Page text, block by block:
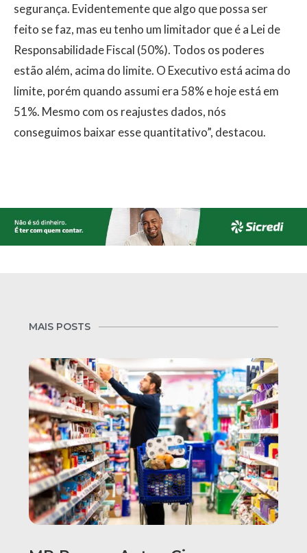
segurança. Evidentemente que algo que possa ser
feito se faz, mas eu tenho um limitador que é a Lei de
Responsabilidade Fiscal (50%). Todos os poderes
estão além, acima do limite. O Executivo está acima do
limite, porém quando assumi era 58% e hoje está em
51%. Mesmo com os reajustes dados, nós
conseguimos baixar esse quantitativo”, destacou.
MAIS POSTS